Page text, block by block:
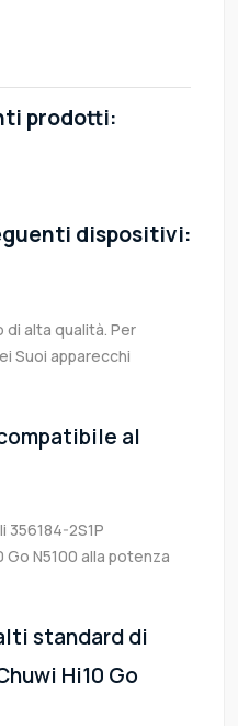
prodotti:
dispositivi:
di alta qualità. Per
Suoi apparecchi
al
2S1P
N5100 alla potenza
standard di
Hi10 Go